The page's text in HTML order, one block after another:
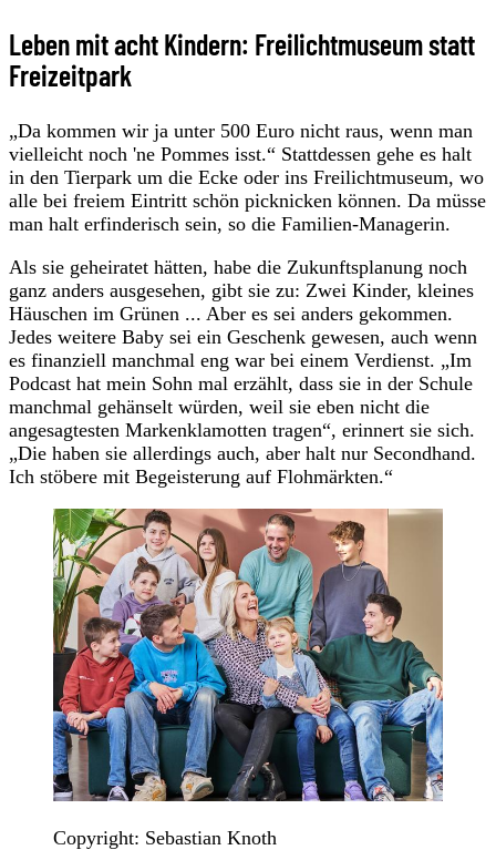
Leben mit acht Kindern: Freilichtmuseum statt
Freizeitpark
„Da kommen wir ja unter 500 Euro nicht raus, wenn man
vielleicht noch 'ne Pommes isst.“ Stattdessen gehe es halt
in den Tierpark um die Ecke oder ins Freilichtmuseum, wo
alle bei freiem Eintritt schön picknicken können. Da müsse
man halt erfinderisch sein, so die Familien-Managerin.
Als sie geheiratet hätten, habe die Zukunftsplanung noch
ganz anders ausgesehen, gibt sie zu: Zwei Kinder, kleines
Häuschen im Grünen ... Aber es sei anders gekommen.
Jedes weitere Baby sei ein Geschenk gewesen, auch wenn
es finanziell manchmal eng war bei einem Verdienst. „Im
Podcast hat mein Sohn mal erzählt, dass sie in der Schule
manchmal gehänselt würden, weil sie eben nicht die
angesagtesten Markenklamotten tragen“, erinnert sie sich.
„Die haben sie allerdings auch, aber halt nur Secondhand.
Ich stöbere mit Begeisterung auf Flohmärkten.“
Copyright: Sebastian Knoth